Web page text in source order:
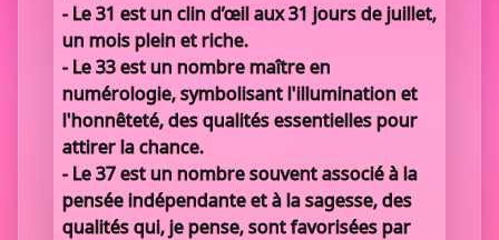
- Le 31 est un clin d’œil aux 31 jours de juillet,
un mois plein et riche.
- Le 33 est un nombre maître en
numérologie, symbolisant l'illumination et
l'honnêteté, des qualités essentielles pour
attirer la chance.
- Le 37 est un nombre souvent associé à la
pensée indépendante et à la sagesse, des
qualités qui, je pense, sont favorisées par